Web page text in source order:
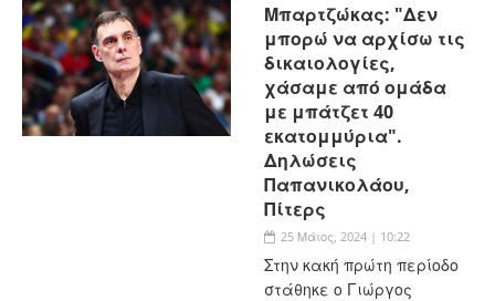
Μπαρτζώκας: "Δεν
μπορώ να αρχίσω τις
δικαιολογίες,
χάσαμε από ομάδα
με μπάτζετ 40
εκατομμύρια".
Δηλώσεις
Παπανικολάου,
Πίτερς
25 Μάιος, 2024 | 10:22
Στην κακή πρώτη περίοδο
στάθηκε ο Γιώργος